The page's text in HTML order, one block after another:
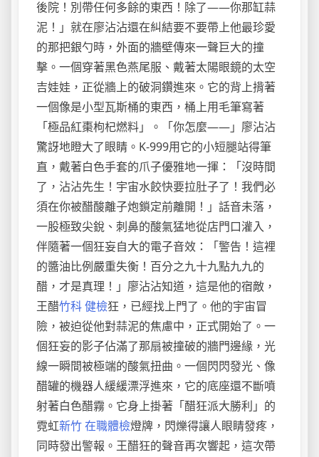
後院！別帶任何多餘的東西！除了——你那缸蒜
泥！」就在廖沾沾還在糾結要不要帶上他最珍愛
的那把銀勺時，外面的牆壁傳來一聲巨大的撞
擊。一個穿著黑色燕尾服、戴著太陽眼鏡的太空
吉娃娃，正從牆上的破洞鑽進來。它的背上揹著
一個像是小型瓦斯桶的東西，桶上用毛筆寫著
「極品紅棗枸杞燃料」。「你怎麼——」廖沾沾
驚訝地瞪大了眼睛。K-999用它的小短腿站得筆
直，戴著白色手套的爪子優雅地一揮：「沒時間
了，沾沾先生！宇宙水餃快要拉肚子了！我們必
須在你被醋酸離子炮鎖定前離開！」話音未落，
一股極致尖銳、刺鼻的酸氣猛地從店門口灌入，
伴隨著一個狂妄自大的電子音效：「警告！這裡
的醬油比例嚴重失衡！百分之九十九點九九的
醋，才是真理！」廖沾沾知道，這是他的宿敵，
王醋竹科 健檢狂，已經找上門了。他的宇宙冒
險，被迫從他對蒜泥的焦慮中，正式開始了。一
個狂妄的影子佔滿了那扇被撞破的牆門邊緣，光
線一瞬間被極端的酸氣扭曲。一個閃閃發光、像
醋罐的機器人緩緩漂浮進來，它的底座還不斷噴
射著白色醋霧。它身上掛著「醋狂派大勝利」的
霓虹新竹 在職體檢燈牌，閃爍得讓人眼睛發疼，
同時發出警報。王醋狂的聲音再次響起，這次帶